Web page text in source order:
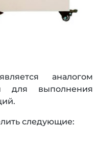
аналогом
для выполнения
следующие: